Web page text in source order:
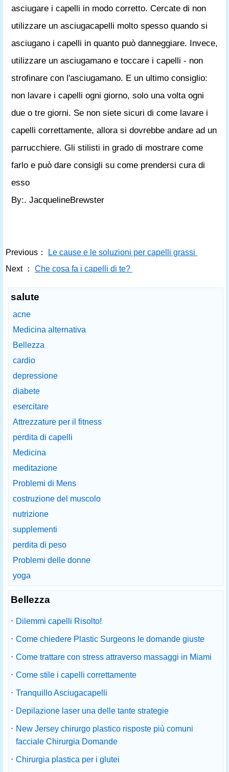
asciugare i capelli in modo corretto. Cercate di non
utilizzare un asciugacapelli molto spesso quando si
asciugano i capelli in quanto può danneggiare. Invece,
utilizzare un asciugamano e toccare i capelli - non
strofinare con l'asciugamano. E un ultimo consiglio:
non lavare i capelli ogni giorno, solo una volta ogni
due o tre giorni. Se non siete sicuri di come lavare i
capelli correttamente, allora si dovrebbe andare ad un
parrucchiere. Gli stilisti in grado di mostrare come
farlo e può dare consigli su come prendersi cura di
esso
By:. JacquelineBrewster
Previous：
Le cause e le soluzioni per capelli grassi
Next ：
Che cosa fa i capelli di te?
salute
acne
Medicina alternativa
Bellezza
cardio
depressione
diabete
esercitare
Attrezzature per il fitness
perdita di capelli
Medicina
meditazione
Problemi di Mens
costruzione del muscolo
nutrizione
supplementi
perdita di peso
Problemi delle donne
yoga
Bellezza
· Dilemmi capelli Risolto!
· Come chiedere Plastic Surgeons le domande giuste
· Come trattare con stress attraverso massaggi in Miami
· Come stile i capelli correttamente
· Tranquillo Asciugacapelli
· Depilazione laser una delle tante strategie
· New Jersey chirurgo plastico risposte più comuni
facciale Chirurgia Domande
· Chirurgia plastica per i glutei